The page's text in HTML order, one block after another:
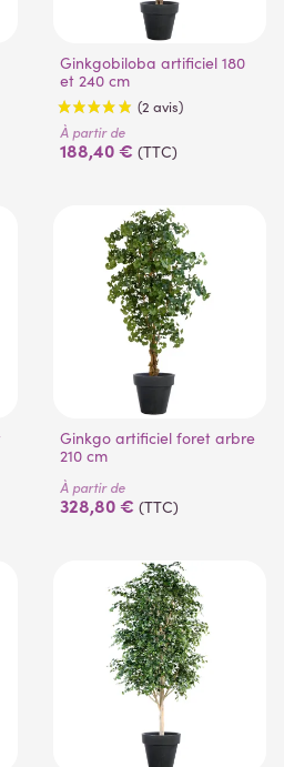
Ginkgobiloba artificiel 180
et 240 cm
À partir de
188,40 € (TTC)
Ginkgo artificiel foret arbre
210 cm
À partir de
328,80 € (TTC)